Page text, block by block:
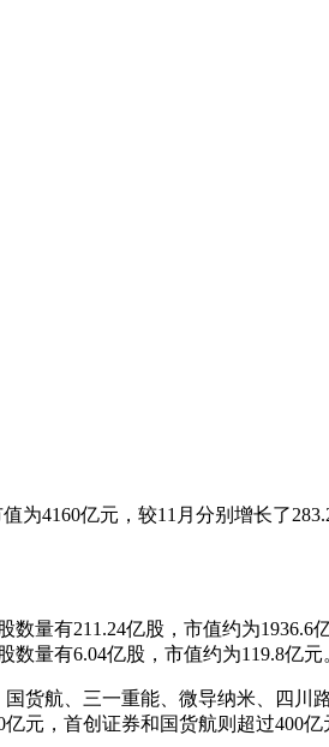
4160亿元，较11月分别增长了
量有211.24亿股，市值约为1936.6
量有6.04亿股，市值约为119.8亿元
货航、三一重能、微导纳米、四川
元，首创证券和国货航则超过400亿